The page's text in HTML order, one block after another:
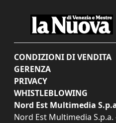
CONDIZIONI DI VENDITA
GERENZA
PRIVACY
WHISTLEBLOWING
Nord Est Multimedia
Nord Est Multimedia